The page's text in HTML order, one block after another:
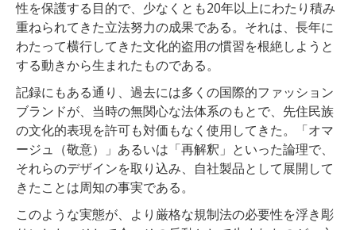
性を保護する目的で、少なくとも20年以上にわたり積み
重ねられてきた立法努力の成果である。それは、長年に
わたって横行してきた文化的盗用の慣習を根絶しようと
する動きから生まれたものである。
記録にもある通り、過去には多くの国際的ファッション
ブランドが、当時の無関心な法体系のもとで、先住民族
の文化的表現を許可も対価もなく使用してきた。「オマ
ージュ（敬意）」あるいは「再解釈」といった論理で、
それらのデザインを取り込み、自社製品として展開して
きたことは周知の事実である。
このような実態が、より厳格な規制法の必要性を浮き彫